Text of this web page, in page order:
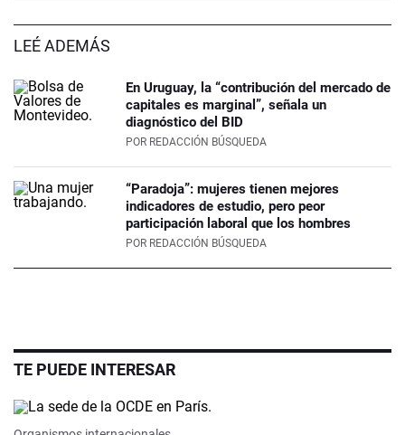
LEÉ ADEMÁS
En Uruguay, la “contribución del mercado de
capitales es marginal”, señala un
diagnóstico del BID
POR REDACCIÓN BÚSQUEDA
“Paradoja”: mujeres tienen mejores
indicadores de estudio, pero peor
participación laboral que los hombres
POR REDACCIÓN BÚSQUEDA
TE PUEDE INTERESAR